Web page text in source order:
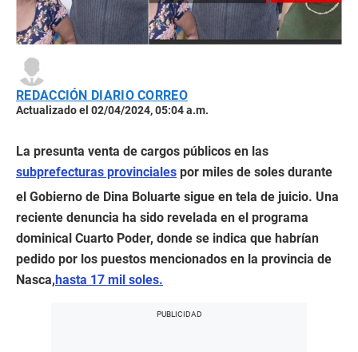
REDACCIÓN DIARIO CORREO
Actualizado el 02/04/2024, 05:04 a.m.
La presunta venta de cargos públicos en las
subprefecturas provinciales por miles de soles durante
el Gobierno de Dina Boluarte sigue en tela de juicio. Una
reciente denuncia ha sido revelada en el programa
dominical Cuarto Poder, donde se indica que habrían
pedido por los puestos mencionados en la provincia de
Nasca,hasta 17 mil soles.